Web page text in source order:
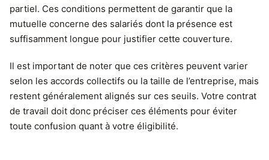
partiel. Ces conditions permettent de garantir que la
mutuelle concerne des salariés dont la présence est
suffisamment longue pour justifier cette couverture.
Il est important de noter que ces critères peuvent varier
selon les accords collectifs ou la taille de l’entreprise, mais
restent généralement alignés sur ces seuils. Votre contrat
de travail doit donc préciser ces éléments pour éviter
toute confusion quant à votre éligibilité.